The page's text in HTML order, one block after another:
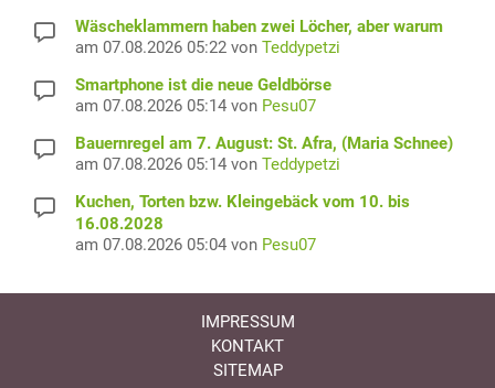
Wäscheklammern haben zwei Löcher, aber warum
am 07.08.2026 05:22 von Teddypetzi
Smartphone ist die neue Geldbörse
am 07.08.2026 05:14 von Pesu07
Bauernregel am 7. August: St. Afra, (Maria Schnee)
am 07.08.2026 05:14 von Teddypetzi
Kuchen, Torten bzw. Kleingebäck vom 10. bis
16.08.2028
am 07.08.2026 05:04 von Pesu07
IMPRESSUM
KONTAKT
SITEMAP